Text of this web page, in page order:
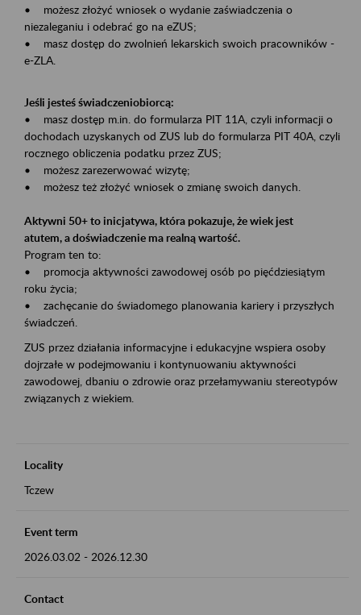
• możesz złożyć wniosek o wydanie zaświadczenia o
niezaleganiu i odebrać go na eZUS;
• masz dostęp do zwolnień lekarskich swoich pracowników -
e-ZLA.
Jeśli jesteś świadczeniobiorcą:
• masz dostęp m.in. do formularza PIT 11A, czyli informacji o
dochodach uzyskanych od ZUS lub do formularza PIT 40A, czyli
rocznego obliczenia podatku przez ZUS;
• możesz zarezerwować wizytę;
• możesz też złożyć wniosek o zmianę swoich danych.
Aktywni 50+ to inicjatywa, która pokazuje, że wiek jest
atutem, a doświadczenie ma realną wartość.
Program ten to:
• promocja aktywności zawodowej osób po pięćdziesiątym
roku życia;
• zachęcanie do świadomego planowania kariery i przyszłych
świadczeń.
ZUS przez działania informacyjne i edukacyjne wspiera osoby
dojrzałe w podejmowaniu i kontynuowaniu aktywności
zawodowej, dbaniu o zdrowie oraz przełamywaniu stereotypów
związanych z wiekiem.
Locality
Tczew
Event term
2026.03.02 - 2026.12.30
Contact